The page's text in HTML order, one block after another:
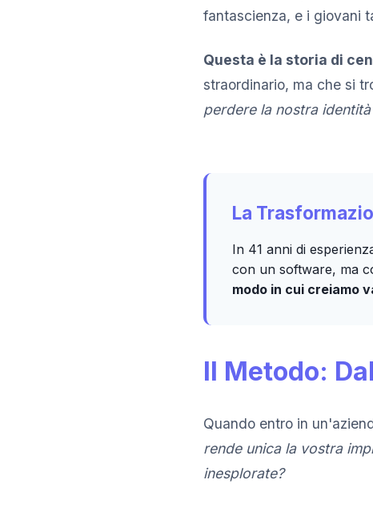
fantascienza, e i giovani
Questa è la storia di
straordinario, ma che si
perdere la nostra
La
In 41 anni di
con un software, ma
modo in cui creiamo
Il Metodo:
Quando entro in
rende unica la vostra
inesplorate?